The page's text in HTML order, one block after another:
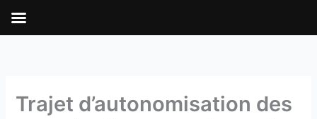
Trajet d’autonomisation des